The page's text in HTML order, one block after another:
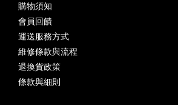
購物須知
會員回饋
運送服務方式
維修條款與流程
退換貨政策
條款與細則